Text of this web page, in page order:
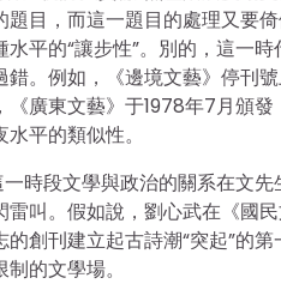
目，而這一題目的處理又要
平的“讓步性”。別的，這一
。例如，《邊境文藝》停刊
廣東文藝》于1978年7月頒
平的類似性。
時段文學與政治的關系在文
叫。假如說，劉心武在《國
創刊建立起古詩潮“突起”的
的文學場。